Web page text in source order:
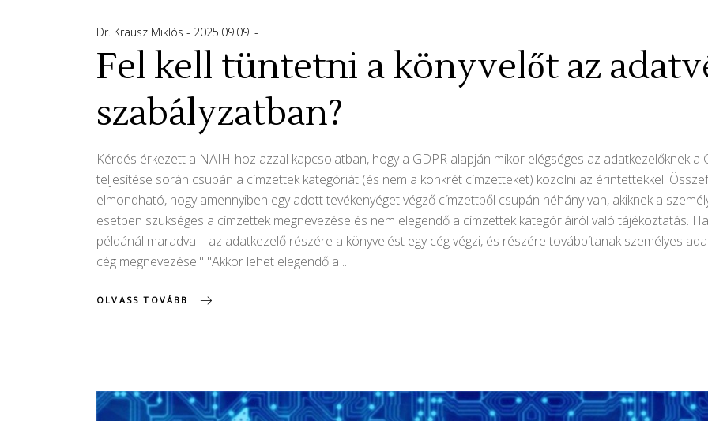
Dr. Krausz Miklós 2025.09.09.
Fel kell tüntetni a könyvelőt az
szabályzatban?
Kérdés érkezett a NAIH-hoz azzal kapcsolatban, hogy a GDPR alapján mikor elégséges az adatkezelőknek a
teljesítése során csupán a címzettek kategóriát (és nem a konkrét címzetteket) közölni az érintettekkel.
elmondható, hogy amennyiben egy adott tevékenyéget végző címzettből csupán néhány van, akiknek a
esetben szükséges a címzettek megnevezése és nem elegendő a címzettek kategóriáiról való tájékoztatás.
példánál maradva – az adatkezelő részére a könyvelést egy cég végzi, és részére továbbítanak személyes
cég megnevezése." "Akkor lehet elegendő a
OLVASS TOVÁBB